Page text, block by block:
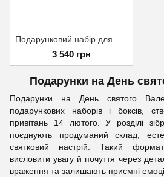
3 540 грн
Подарунки на День
Подарунки на День святого
подарункових наборів і боксів,
привітань 14 лютого. У розділі
поєднують продуманий склад,
святковий настрій. Такий
висловити увагу й почуття через
враження та залишають приємні